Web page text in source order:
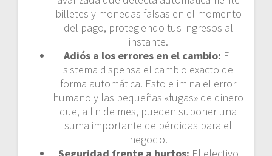
billetes y monedas falsas en el momento
del pago, protegiendo tus ingresos al
instante.
Adiós a los errores en el cambio: El
sistema dispensa el cambio exacto de
forma automática. Esto elimina el error
humano y las pequeñas «fugas» de dinero
que, a fin de mes, pueden suponer una
suma importante de pérdidas para el
negocio.
Seguridad frente a hurtos: El efectivo